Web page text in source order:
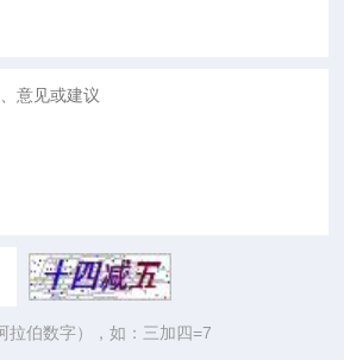
拉伯数字），如：三加四=7